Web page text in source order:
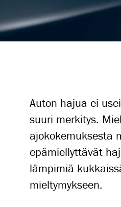
Auton hajua ei
suuri merkitys.
ajokokemuksesta
epämiellyttävät
lämpimiä
mieltymykseen.